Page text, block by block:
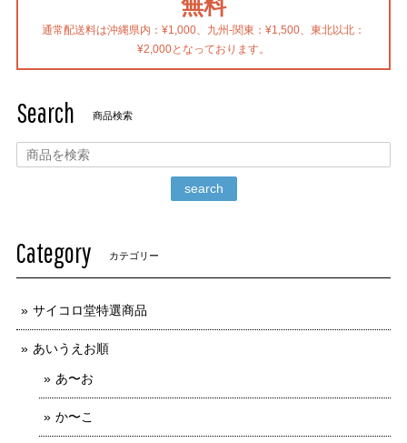
無料
通常配送料は沖縄県内：¥1,000、九州-関東：¥1,500、東北以北：
¥2,000となっております。
Search 商品検索
search
Category カテゴリー
サイコロ堂特選商品
あいうえお順
あ〜お
か〜こ